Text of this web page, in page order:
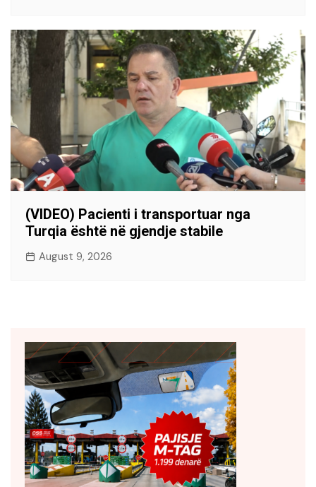
(VIDEO) Pacienti i transportuar nga
Turqia është në gjendje stabile
August 9, 2026